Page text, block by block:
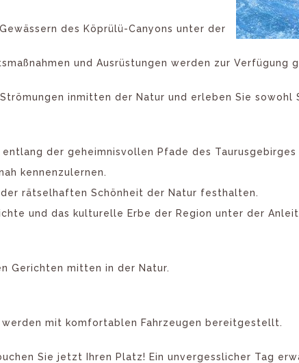
des Köprülü-Canyons unter der
und Ausrüstungen werden zur
inmitten der Natur und erleben Sie sowohl
der geheimnisvollen Pfade des
kennenzulernen.
rätselhaften Schönheit der Natur festhalten.
und das kulturelle Erbe der Region unter der
Gerichten mitten in der Natur.
mit komfortablen Fahrzeugen bereitgestellt.
Sie jetzt Ihren Platz! Ein unvergesslicher Tag